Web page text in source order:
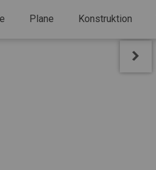
Plane Konstruktion